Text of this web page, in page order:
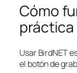
Cómo
práctica
Usar BirdNET
el botón de